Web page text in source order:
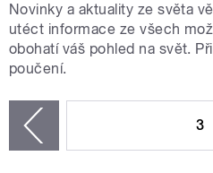
Novinky a aktuality ze světa
utéct informace ze všech
obohatí váš pohled na svět.
poučení.
3